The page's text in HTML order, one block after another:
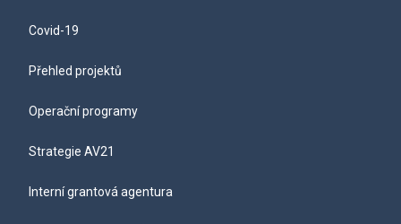
Covid-19
Přehled projektů
Operační programy
Strategie AV21
Interní grantová agentura